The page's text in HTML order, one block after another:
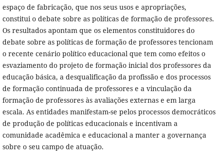
espaço de fabricação, que nos seus usos e apropriações,
constitui o debate sobre as políticas de formação de professores.
Os resultados apontam que os elementos constituidores do
debate sobre as políticas de formação de professores tencionam
o recente cenário político educacional que tem como efeitos o
esvaziamento do projeto de formação inicial dos professores da
educação básica, a desqualificação da profissão e dos processos
de formação continuada de professores e a vinculação da
formação de professores às avaliações externas e em larga
escala. As entidades manifestam-se pelos processos democráticos
de produção de políticas educacionais e incentivam a
comunidade acadêmica e educacional a manter a governança
sobre o seu campo de atuação.